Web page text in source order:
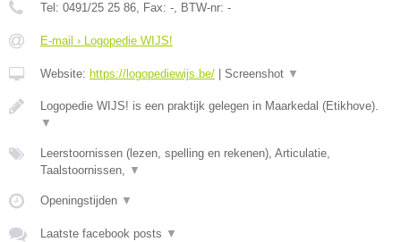
Tel: 0491/25 25 86, Fax: -, BTW-nr: -
E-mail › Logopedie WIJS!
Website: https://logopediewijs.be/ Screenshot ▼
Logopedie WIJS! is een praktijk gelegen in Maarkedal (Etikhove).
▼
Leerstoornissen (lezen, spelling en rekenen), Articulatie,
Taalstoornissen, ▼
Openingstijden ▼
Laatste facebook posts ▼